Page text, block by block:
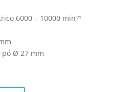
6000 – 10000 min?¹
pó Ø 27 mm